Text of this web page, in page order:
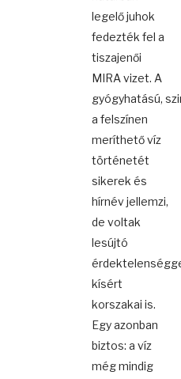
legelő juhok
fedezték fel a
tiszajenői
MIRA vizet. A
gyógyhatású,
a felszínen
meríthető víz
történetét
sikerek és
hírnév jellemzi,
de voltak
lesújtó
kísért
korszakai is.
Egy azonban
biztos: a víz
még mindig